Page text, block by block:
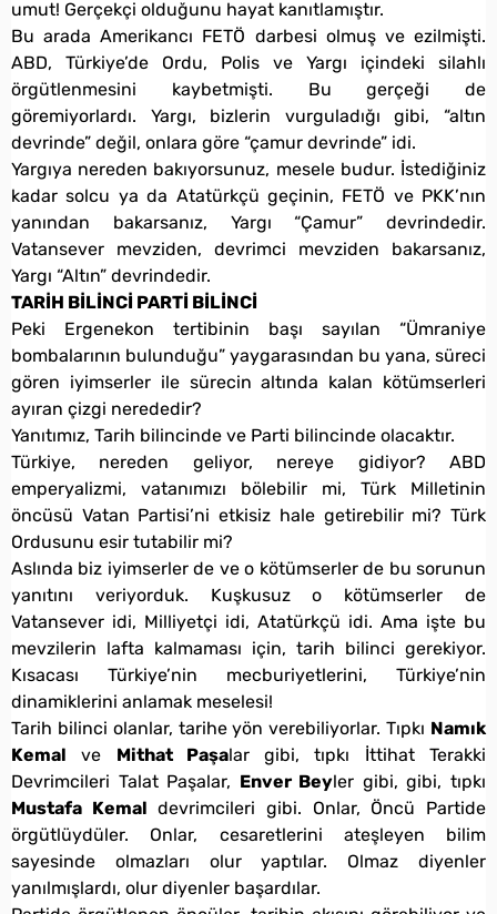
umut! Gerçekçi olduğunu hayat kanıtlamıştır.
Bu arada Amerikancı FETÖ darbesi olmuş ve ezilmişti.
ABD, Türkiye’de Ordu, Polis ve Yargı içindeki silahlı
örgütlenmesini kaybetmişti. Bu gerçeği de
göremiyorlardı. Yargı, bizlerin vurguladığı gibi, “altın
devrinde” değil, onlara göre “çamur devrinde” idi.
Yargıya nereden bakıyorsunuz, mesele budur. İstediğiniz
kadar solcu ya da Atatürkçü geçinin, FETÖ ve PKK’nın
yanından bakarsanız, Yargı “Çamur” devrindedir.
Vatansever mevziden, devrimci mevziden bakarsanız,
Yargı “Altın” devrindedir.
TARİH BİLİNCİ PARTİ BİLİNCİ
Peki Ergenekon tertibinin başı sayılan “Ümraniye
bombalarının bulunduğu” yaygarasından bu yana, süreci
gören iyimserler ile sürecin altında kalan kötümserleri
ayıran çizgi nerededir?
Yanıtımız, Tarih bilincinde ve Parti bilincinde olacaktır.
Türkiye, nereden geliyor, nereye gidiyor? ABD
emperyalizmi, vatanımızı bölebilir mi, Türk Milletinin
öncüsü Vatan Partisi’ni etkisiz hale getirebilir mi? Türk
Ordusunu esir tutabilir mi?
Aslında biz iyimserler de ve o kötümserler de bu sorunun
yanıtını veriyorduk. Kuşkusuz o kötümserler de
Vatansever idi, Milliyetçi idi, Atatürkçü idi. Ama işte bu
mevzilerin lafta kalmaması için, tarih bilinci gerekiyor.
Kısacası Türkiye’nin mecburiyetlerini, Türkiye’nin
dinamiklerini anlamak meselesi!
Tarih bilinci olanlar, tarihe yön verebiliyorlar. Tıpkı Namık
Kemal ve Mithat Paşalar gibi, tıpkı İttihat Terakki
Devrimcileri Talat Paşalar, Enver Beyler gibi, gibi, tıpkı
Mustafa Kemal devrimcileri gibi. Onlar, Öncü Partide
örgütlüydüler. Onlar, cesaretlerini ateşleyen bilim
sayesinde olmazları olur yaptılar. Olmaz diyenler
yanılmışlardı, olur diyenler başardılar.